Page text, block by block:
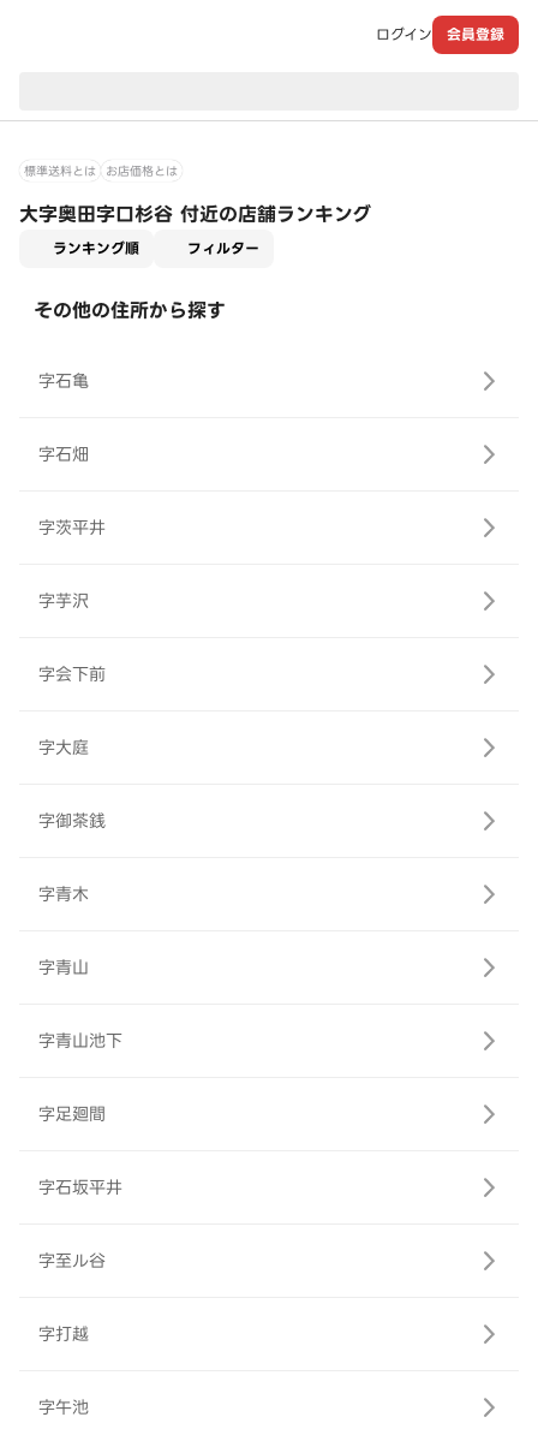
ログイン 会員登録
標準送料とは お店価格とは
大字奥田字口杉谷 付近の店舗ランキング
ランキング順 フィルター
その他の住所から探す
字石亀
字石畑
字茨平井
字芋沢
字会下前
字大庭
字御茶銭
字青木
字青山
字青山池下
字足廻間
字石坂平井
字至ル谷
字打越
字午池